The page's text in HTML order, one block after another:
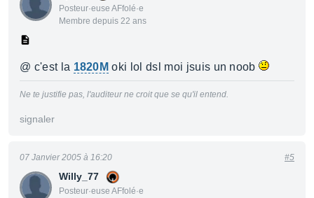
Posteur·euse AFfolé·e
Membre depuis 22 ans
@ c'est la 1820M oki lol dsl moi jsuis un noob
Ne te justifie pas, l'auditeur ne croit que se qu'il entend.
signaler
Willy_77
Posteur·euse AFfolé·e
07 Janvier 2005 à 16:20 #5